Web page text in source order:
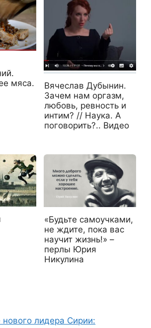
мяса.
Вячеслав Дубынин.
Зачем нам оргазм,
любовь, ревность и
интим? // Наука. А
поговорить?.. Видео
«Будьте самоучками,
не ждите, пока вас
научит жизнь!» –
перлы Юрия
Никулина
лидера Сирии: